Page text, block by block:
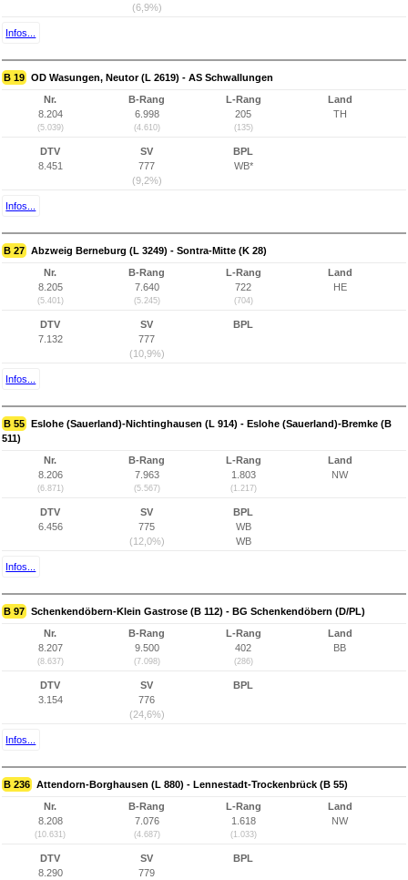
(6,9%)
Infos...
B 19 OD Wasungen, Neutor (L 2619) - AS Schwallungen
Nr.
8.204
(5.039)
B-Rang
6.998
(4.610)
L-Rang
205
(135)
Land
TH
DTV
8.451
SV
777
(9,2%)
BPL
WB*
Infos...
B 27 Abzweig Berneburg (L 3249) - Sontra-Mitte (K 28)
Nr.
8.205
(5.401)
B-Rang
7.640
(5.245)
L-Rang
722
(704)
Land
HE
DTV
7.132
SV
777
(10,9%)
BPL
Infos...
B 55 Eslohe (Sauerland)-Nichtinghausen (L 914) - Eslohe (Sauerland)-Bremke (B
511)
Nr.
8.206
(6.871)
B-Rang
7.963
(5.567)
L-Rang
1.803
(1.217)
Land
NW
DTV
6.456
SV
775
(12,0%)
BPL
WB
WB
Infos...
B 97 Schenkendöbern-Klein Gastrose (B 112) - BG Schenkendöbern (D/PL)
Nr.
8.207
(8.637)
B-Rang
9.500
(7.098)
L-Rang
402
(286)
Land
BB
DTV
3.154
SV
776
(24,6%)
BPL
Infos...
B 236 Attendorn-Borghausen (L 880) - Lennestadt-Trockenbrück (B 55)
Nr.
8.208
(10.631)
B-Rang
7.076
(4.687)
L-Rang
1.618
(1.033)
Land
NW
DTV
8.290
SV
779
BPL